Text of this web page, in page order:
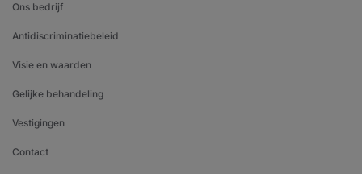
Ons bedrijf
Antidiscriminatiebeleid
Visie en waarden
Gelijke behandeling
Vestigingen
Contact